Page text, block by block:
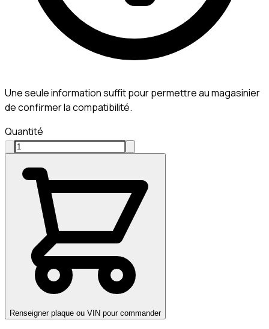
Une seule information suffit pour permettre au magasinier
de confirmer la compatibilité.
Quantité
Renseigner plaque ou VIN pour commander